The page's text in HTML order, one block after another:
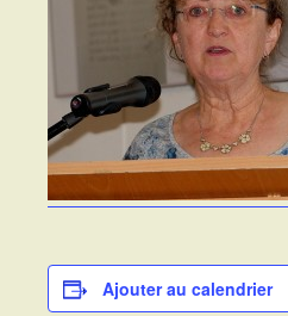
Ajouter au calendrier